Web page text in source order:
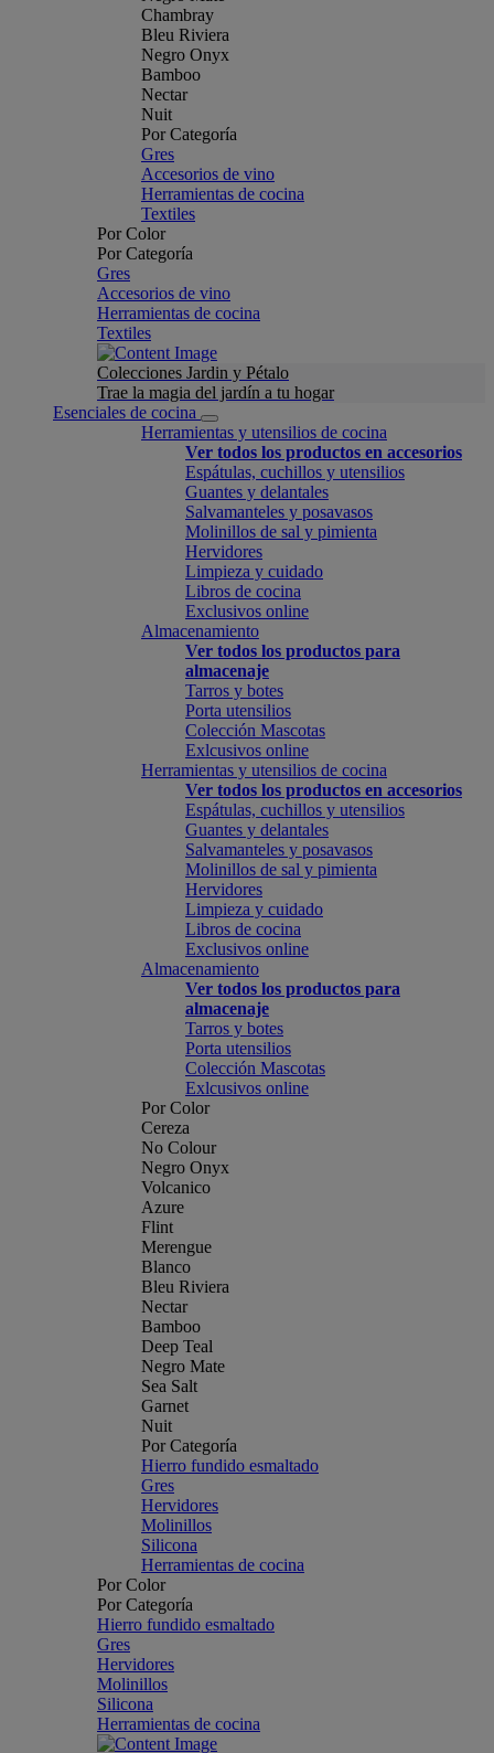
Chambray
Bleu Riviera
Negro Onyx
Bamboo
Nectar
Nuit
Por Categoría
Gres
Accesorios de vino
Herramientas de cocina
Textiles
Por Color
Por Categoría
Gres
Accesorios de vino
Herramientas de cocina
Textiles
Colecciones Jardin y Pétalo
Trae la magia del jardín a tu hogar
Esenciales de cocina
Herramientas y utensilios de cocina
Ver todos los productos en accesorios
Espátulas, cuchillos y utensilios
Guantes y delantales
Salvamanteles y posavasos
Molinillos de sal y pimienta
Hervidores
Limpieza y cuidado
Libros de cocina
Exclusivos online
Almacenamiento
Ver todos los productos para
almacenaje
Tarros y botes
Porta utensilios
Colección Mascotas
Exlcusivos online
Herramientas y utensilios de cocina
Ver todos los productos en accesorios
Espátulas, cuchillos y utensilios
Guantes y delantales
Salvamanteles y posavasos
Molinillos de sal y pimienta
Hervidores
Limpieza y cuidado
Libros de cocina
Exclusivos online
Almacenamiento
Ver todos los productos para
almacenaje
Tarros y botes
Porta utensilios
Colección Mascotas
Exlcusivos online
Por Color
Cereza
No Colour
Negro Onyx
Volcanico
Azure
Flint
Merengue
Blanco
Bleu Riviera
Nectar
Bamboo
Deep Teal
Negro Mate
Sea Salt
Garnet
Nuit
Por Categoría
Hierro fundido esmaltado
Gres
Hervidores
Molinillos
Silicona
Herramientas de cocina
Por Color
Por Categoría
Hierro fundido esmaltado
Gres
Hervidores
Molinillos
Silicona
Herramientas de cocina